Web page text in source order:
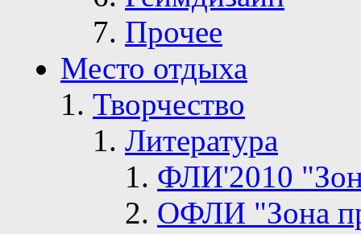
Прочее
Место отдыха
Творчество
Литература
ФЛИ'2010
ОФЛИ "Зона